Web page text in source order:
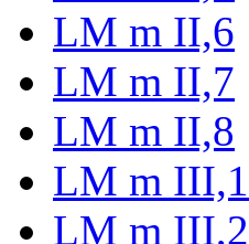
LM m II,6
LM m II,7
LM m II,8
LM m III,1
LM m III,2